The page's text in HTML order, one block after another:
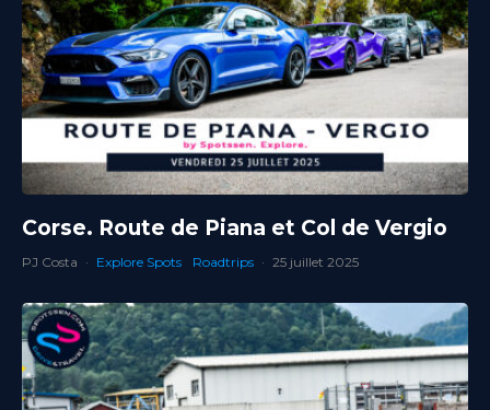
Corse. Route de Piana et Col de Vergio
PJ Costa · Explore Spots Roadtrips · 25 juillet 2025